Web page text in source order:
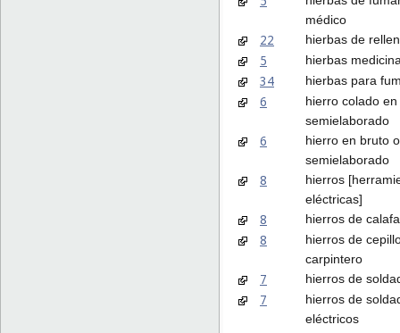
médico
22 hierbas de
5 hierbas
34 hierbas para
6
hierro colado
semielaborado
6
hierro en bruto o
semielaborado
8
hierros
eléctricas]
8 hierros de
8
hierros de
carpintero
7 hierros de
7
hierros de
eléctricos